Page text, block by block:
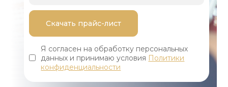
Я согласен на обработку персональных
данных и принимаю условия Политики
конфиденциальности